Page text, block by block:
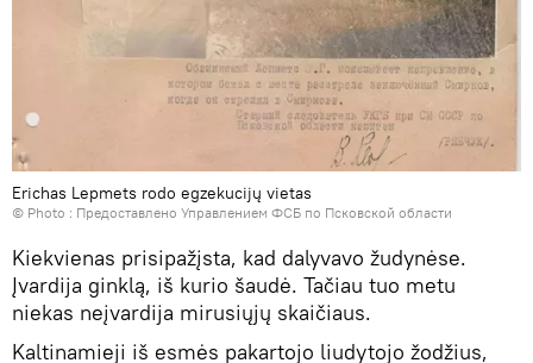
Erichas Lepmets rodo egzekucijų vietas
© Photo : Предоставлено Управлением ФСБ по Псковской области
Kiekvienas prisipažįsta, kad dalyvavo žudynėse.
Įvardija ginklą, iš kurio šaudė. Tačiau tuo metu
niekas neįvardija mirusiųjų skaičiaus.
Kaltinamieji iš esmės pakartojo liudytojo žodžius,